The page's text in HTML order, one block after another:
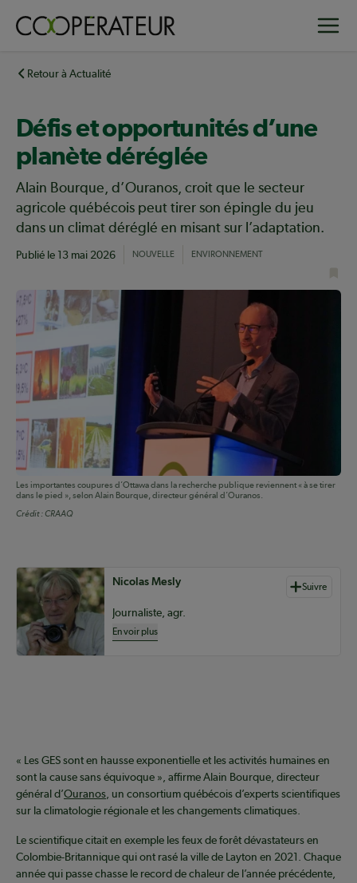
principalRetour à Actualité
Défis et opportunités d’une
planète déréglée
Alain Bourque, d’Ouranos, croit que le secteur
agricole québécois peut tirer son épingle du jeu
dans un climat déréglé en misant sur l’adaptation.
Publié le 13 mai 2026 NOUVELLE ENVIRONNEMENT
Les importantes coupures d’Ottawa dans la recherche publique reviennent « à se tirer
dans le pied », selon Alain Bourque, directeur général d’Ouranos.
Crédit : CRAAQ
Auteurs de contenu
Nicolas Mesly Suivre
Journaliste, agr.
En voir plus
« Les GES sont en hausse exponentielle et les activités humaines en
sont la cause sans équivoque », affirme Alain Bourque, directeur
général d’Ouranos, un consortium québécois d’experts scientifiques
sur la climatologie régionale et les changements climatiques.
Le scientifique citait en exemple les feux de forêt dévastateurs en
Colombie-Britannique qui ont rasé la ville de Layton en 2021. Chaque
année qui passe chasse le record de chaleur de l’année précédente,